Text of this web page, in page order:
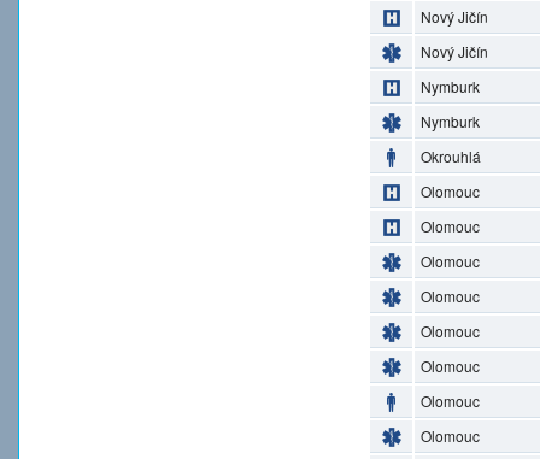
Nový Jičín
Nový Jičín
Nymburk
Nymburk
Okrouhlá
Olomouc
Olomouc
Olomouc
Olomouc
Olomouc
Olomouc
Olomouc
Olomouc